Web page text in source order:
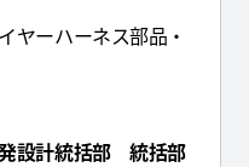
ヤーハーネス部品・
設計統括部 統括部